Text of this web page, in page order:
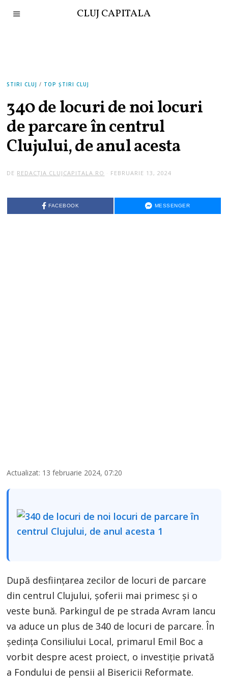
CLUJ CAPITALA
STIRI CLUJ / TOP ȘTIRI CLUJ
340 de locuri de noi locuri
de parcare în centrul
Clujului, de anul acesta
DE REDACȚIA CLUJCAPITALA.RO FEBRUARIE 13, 2024
FACEBOOK MESSENGER
Actualizat: 13 februarie 2024, 07:20
După desființarea zecilor de locuri de parcare
din centrul Clujului, șoferii mai primesc și o
veste bună. Parkingul de pe strada Avram Iancu
va aduce un plus de 340 de locuri de parcare. În
ședința Consiliului Local, primarul Emil Boc a
vorbit despre acest proiect, o investiție privată
a Fondului de pensii al Bisericii Reformate.